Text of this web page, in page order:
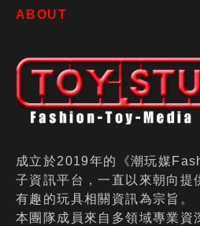
ABOUT
成立於2019年的《潮玩媒
子資訊平台，一直以來朝向提
有趣的玩具相關資訊為宗旨。
本團隊成員來自多領域專業資